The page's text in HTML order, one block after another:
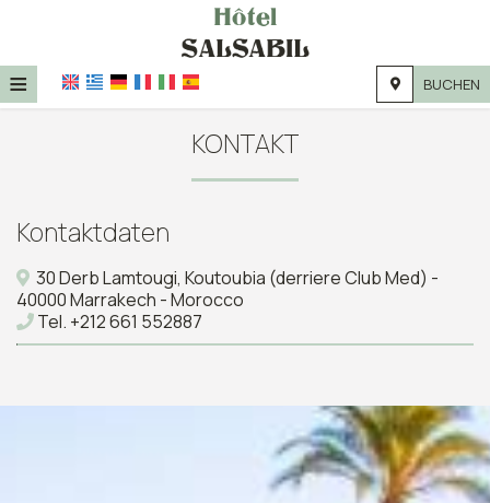
≡ BUCHEN
FOTOGALLERIE
KONTAKT
Kontaktdaten
30 Derb Lamtougi, Koutoubia (derriere Club Med) -
40000 Marrakech - Morocco
Tel. +212 661 552887